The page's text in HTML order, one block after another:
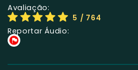
Avaliação:
5 / 764
Reportar Áudio: